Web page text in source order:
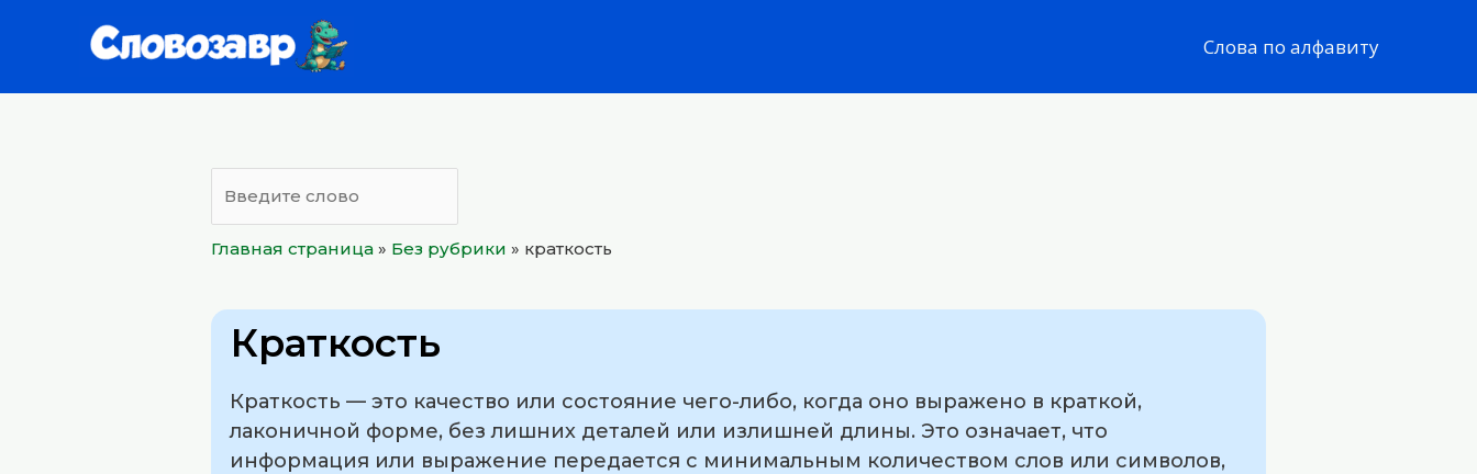
Слова по алфавиту
Главная страница » Без рубрики » краткость
Краткость
Краткость — это качество или состояние чего-либо, когда оно выражено в краткой,
лаконичной форме, без лишних деталей или излишней длины. Это означает, что
информация или выражение передается с минимальным количеством слов или символов,